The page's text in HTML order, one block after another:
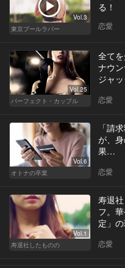
Vol.3
東京プールラバー
る！
恋愛
Vol.25
パーフェクト・カップル
全て
ナウ
ジャ
恋愛
Vol.6
オトナの卒業
「請
が、
果…
恋愛
Vol.1
寿退社したものの
寿退
フ。
定」
恋愛